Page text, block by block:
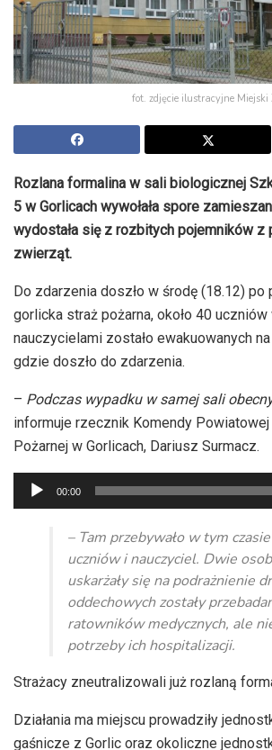
fot. zdjęcie ilustracyjne Miejski
Rozlana formalina w sali biologicznej
5 w Gorlicach wywołała spore
wydostała się z rozbitych pojemników z
zwierząt.
Do zdarzenia doszło w środę (18.12) po
gorlicka straż pożarna, około 40 uczniów
nauczycielami zostało ewakuowanych
gdzie doszło do zdarzenia.
– Podczas wypadku w samej sali
informuje rzecznik Komendy
Pożarnej w Gorlicach, Dariusz Surmacz.
Odtwarzacz
plików
dźwiękowych
00:00
– Tam przebywało w tym
uczniów i nauczyciel. Dwie
uskarżały się na podrażnienie
oddechowych zostały
ratowników medycznych, ale
potrzeby ich hospitalizacji.
Strażacy zneutralizowali już rozlaną
Działania ma miejscu prowadziły
gaśnicze z Gorlic oraz okoliczne